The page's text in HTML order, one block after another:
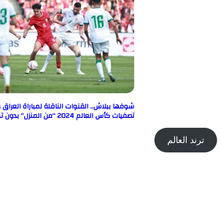
شوفها ببلاش.. القنوات الناقلة لمباراة
تصفيات كأس العالم 2024 “من المنزل” بدون تشفير
ترند العالم